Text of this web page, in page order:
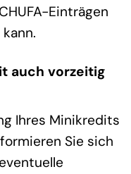
Einträgen
auch vorzeitig
Ihres Minikredits
Sie sich